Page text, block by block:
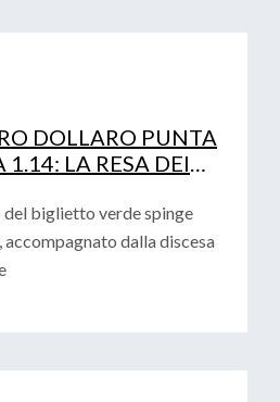
DOLLARO PUNTA
LA RESA DEI
biglietto verde spinge
accompagnato dalla discesa